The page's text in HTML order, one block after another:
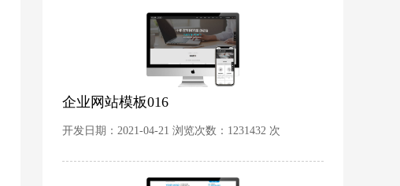
企业网站模板016
开发日期：2021-04-21 浏览次数：1231432 次